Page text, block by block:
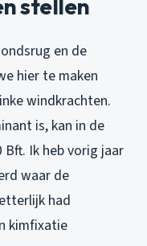
stellen
en de
hier te maken
windkrachten.
is, kan in de
Ik heb vorig jaar
waar de
had
kimfixatie